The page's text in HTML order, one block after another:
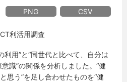
PNG CSV
利活用調査
利用”と“同世代と比べて、自分は
識”の関係を分析しました。“健
思う”を足し合わせたものを“健